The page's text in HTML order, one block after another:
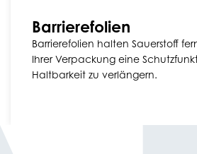
Barrierefolien
Barrierefolien halten Sauerstoff
Ihrer Verpackung eine
Haltbarkeit zu verlängern.